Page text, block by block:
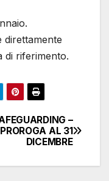
direttamente
di riferimento.
–
PROROGA AL 31
DICEMBRE